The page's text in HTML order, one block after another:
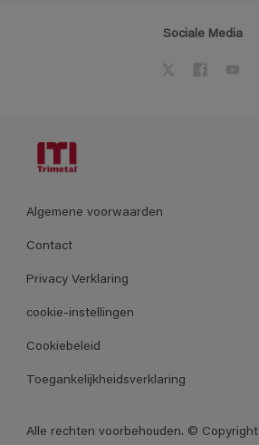
Sociale Media
Algemene voorwaarden
Contact
Privacy Verklaring
cookie-instellingen
Cookiebeleid
Toegankelijkheidsverklaring
Alle rechten voorbehouden. © Copyright